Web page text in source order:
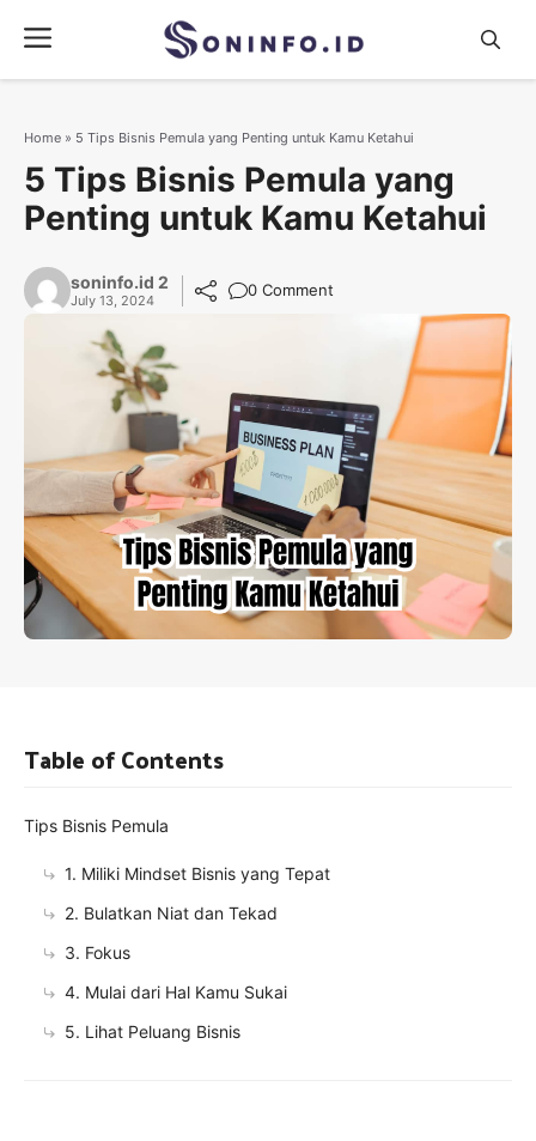
content
Menu
Home » 5 Tips Bisnis Pemula yang Penting untuk Kamu Ketahui
5 Tips Bisnis Pemula yang
Penting untuk Kamu Ketahui
soninfo.id 2
July 13, 2024
0 Comment
Table of Contents
Tips Bisnis Pemula
1. Miliki Mindset Bisnis yang Tepat
2. Bulatkan Niat dan Tekad
3. Fokus
4. Mulai dari Hal Kamu Sukai
5. Lihat Peluang Bisnis